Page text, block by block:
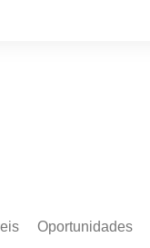
Oportunidades